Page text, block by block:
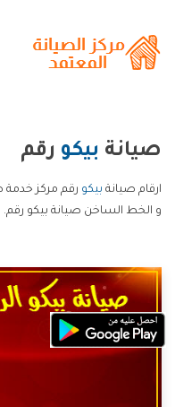
صيانة بيكو رقم
ارقام صيانة بيكو رقم مركز خدمة
و الخط الساخن صيانة بيكو رقم.